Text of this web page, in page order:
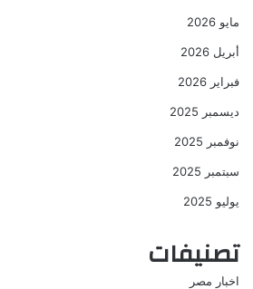
مايو 2026
أبريل 2026
فبراير 2026
ديسمبر 2025
نوفمبر 2025
سبتمبر 2025
يوليو 2025
تصنيفات
اخبار مصر